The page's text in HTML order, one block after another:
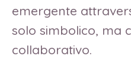
emergente
solo simbolico, ma
collaborativo.